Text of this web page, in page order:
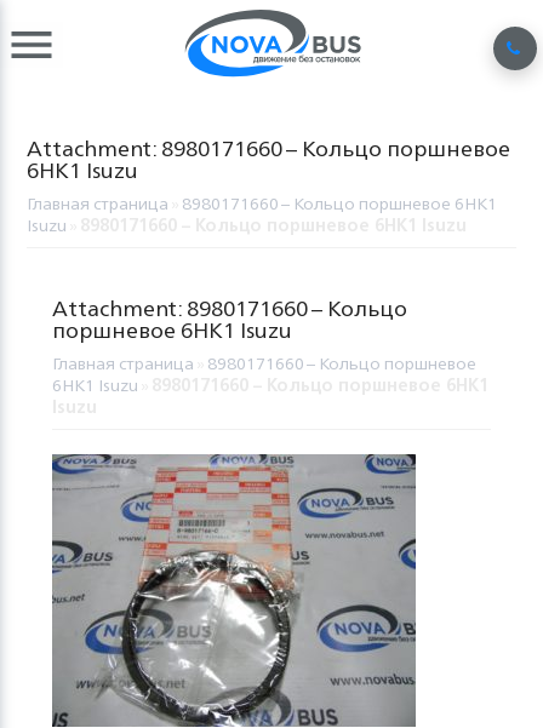
Attachment: 8980171660 – Кольцо поршневое
6HK1 Isuzu
Главная страница 8980171660 – Кольцо поршневое 6HK1
Isuzu
Attachment: 8980171660 – Кольцо
поршневое 6HK1 Isuzu
Главная страница 8980171660 – Кольцо поршневое
6HK1 Isuzu